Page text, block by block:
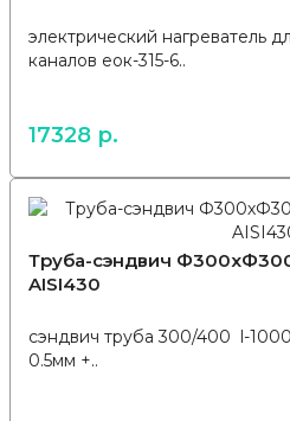
Труба-сэндвич
AISI430
сэндвич труба 300/400 l-
0.5мм +..
электрический нагреватель
каналов еок-315-6..
17328 р.